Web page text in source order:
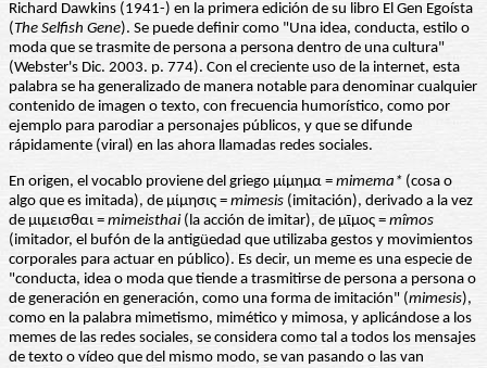
Richard Dawkins (1941-) en la primera edición de su libro El Gen Egoísta
(The Selfish Gene). Se puede definir como "Una idea, conducta, estilo o
moda que se trasmite de persona a persona dentro de una cultura"
(Webster's Dic. 2003. p. 774). Con el creciente uso de la internet, esta
palabra se ha generalizado de manera notable para denominar cualquier
contenido de imagen o texto, con frecuencia humorístico, como por
ejemplo para parodiar a personajes públicos, y que se difunde
rápidamente (viral) en las ahora llamadas redes sociales.
En origen, el vocablo proviene del griego μίμημα = mimema* (cosa o
algo que es imitada), de μίμησις = mimesis (imitación), derivado a la vez
de μιμεισθαι = mimeisthai (la acción de imitar), de μῖμος = mîmos
(imitador, el bufón de la antigüedad que utilizaba gestos y movimientos
corporales para actuar en público). Es decir, un meme es una especie de
"conducta, idea o moda que tiende a trasmitirse de persona a persona o
de generación en generación, como una forma de imitación" (mimesis),
como en la palabra mimetismo, mimético y mimosa, y aplicándose a los
memes de las redes sociales, se considera como tal a todos los mensajes
de texto o vídeo que del mismo modo, se van pasando o las van